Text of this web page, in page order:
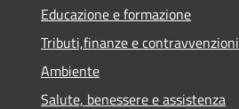
Educazione e formazione
Tributi,finanze e contravvenzioni
Ambiente
Salute, benessere e assistenza